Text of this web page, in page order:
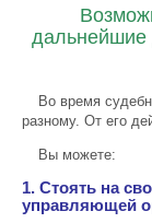
дальнейшие
Во время
разному. От его
Вы можете:
1. Стоять на
управляющей